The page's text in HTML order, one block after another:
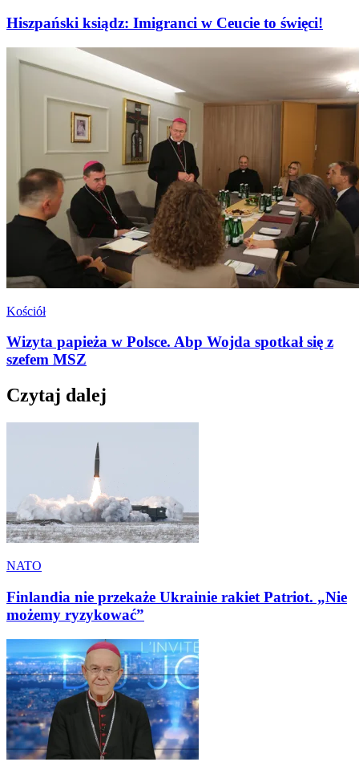
Hiszpański ksiądz: Imigranci w Ceucie to święci!
Kościół
Wizyta papieża w Polsce. Abp Wojda spotkał się z
szefem MSZ
Czytaj dalej
NATO
Finlandia nie przekaże Ukrainie rakiet Patriot. „Nie
możemy ryzykować”